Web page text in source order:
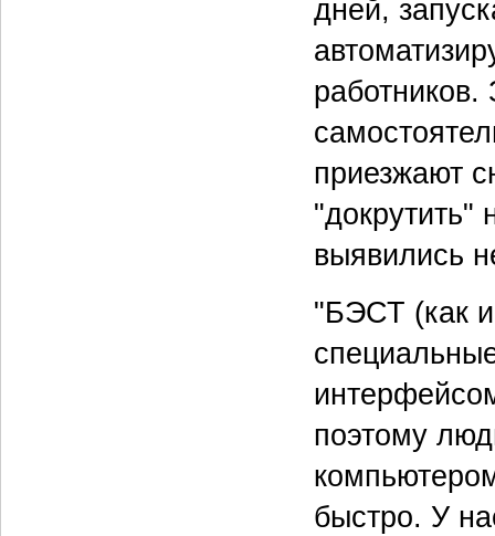
дней,
работников.
приезжают
"докрутить"
выявились
"БЭСТ (как
поэтому
быстро. У